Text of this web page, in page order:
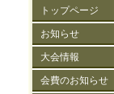
トップページ
お知らせ
大会情報
会費のお知らせ